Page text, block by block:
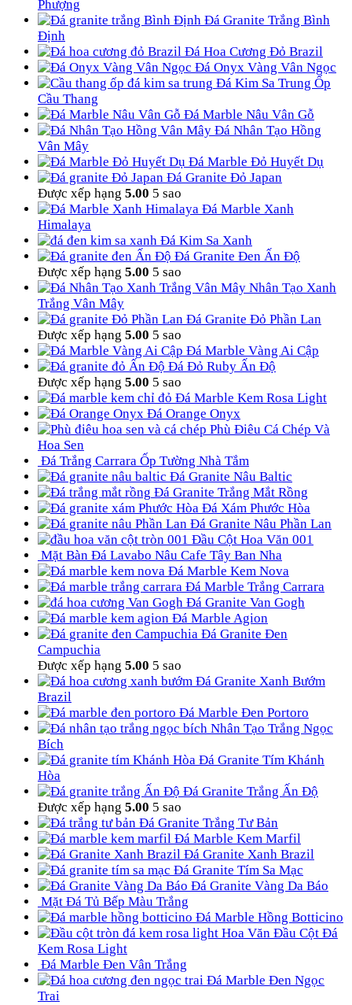
Phượng
Đá Granite Trắng Bình
Định
Đá Hoa Cương Đỏ Brazil
Đá Onyx Vàng Vân Ngọc
Đá Kim Sa Trung Ốp
Cầu Thang
Đá Marble Nâu Vân Gỗ
Đá Nhân Tạo Hồng
Vân Mây
Đá Marble Đỏ Huyết Dụ
Đá Granite Đỏ Japan
Được xếp hạng 5.00 5 sao
Đá Marble Xanh
Himalaya
Đá Kim Sa Xanh
Đá Granite Đen Ấn Độ
Được xếp hạng 5.00 5 sao
Nhân Tạo Xanh
Trắng Vân Mây
Đá Granite Đỏ Phần Lan
Được xếp hạng 5.00 5 sao
Đá Marble Vàng Ai Cập
Đá Đỏ Ruby Ấn Độ
Được xếp hạng 5.00 5 sao
Đá Marble Kem Rosa Light
Đá Orange Onyx
Phù Điêu Cá Chép Và
Hoa Sen
Đá Trắng Carrara Ốp Tường Nhà Tắm
Đá Granite Nâu Baltic
Đá Granite Trắng Mắt Rồng
Đá Xám Phước Hòa
Đá Granite Nâu Phần Lan
Đầu Cột Hoa Văn 001
Mặt Bàn Đá Lavabo Nâu Cafe Tây Ban Nha
Đá Marble Kem Nova
Đá Marble Trắng Carrara
Đá Granite Van Gogh
Đá Marble Agion
Đá Granite Đen
Campuchia
Được xếp hạng 5.00 5 sao
Đá Granite Xanh Bướm
Brazil
Đá Marble Đen Portoro
Nhân Tạo Trắng Ngọc
Bích
Đá Granite Tím Khánh
Hòa
Đá Granite Trắng Ấn Độ
Được xếp hạng 5.00 5 sao
Đá Granite Trắng Tư Bản
Đá Marble Kem Marfil
Đá Granite Xanh Brazil
Đá Granite Tím Sa Mạc
Đá Granite Vàng Da Báo
Mặt Đá Tủ Bếp Màu Trắng
Đá Marble Hồng Botticino
Hoa Văn Đầu Cột Đá
Kem Rosa Light
Đá Marble Đen Vân Trắng
Đá Marble Đen Ngọc
Trai